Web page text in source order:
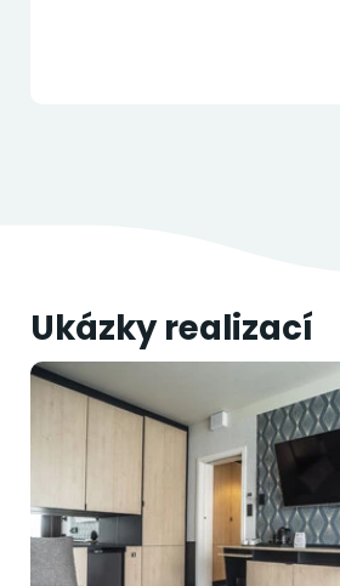
Ukázky realizací